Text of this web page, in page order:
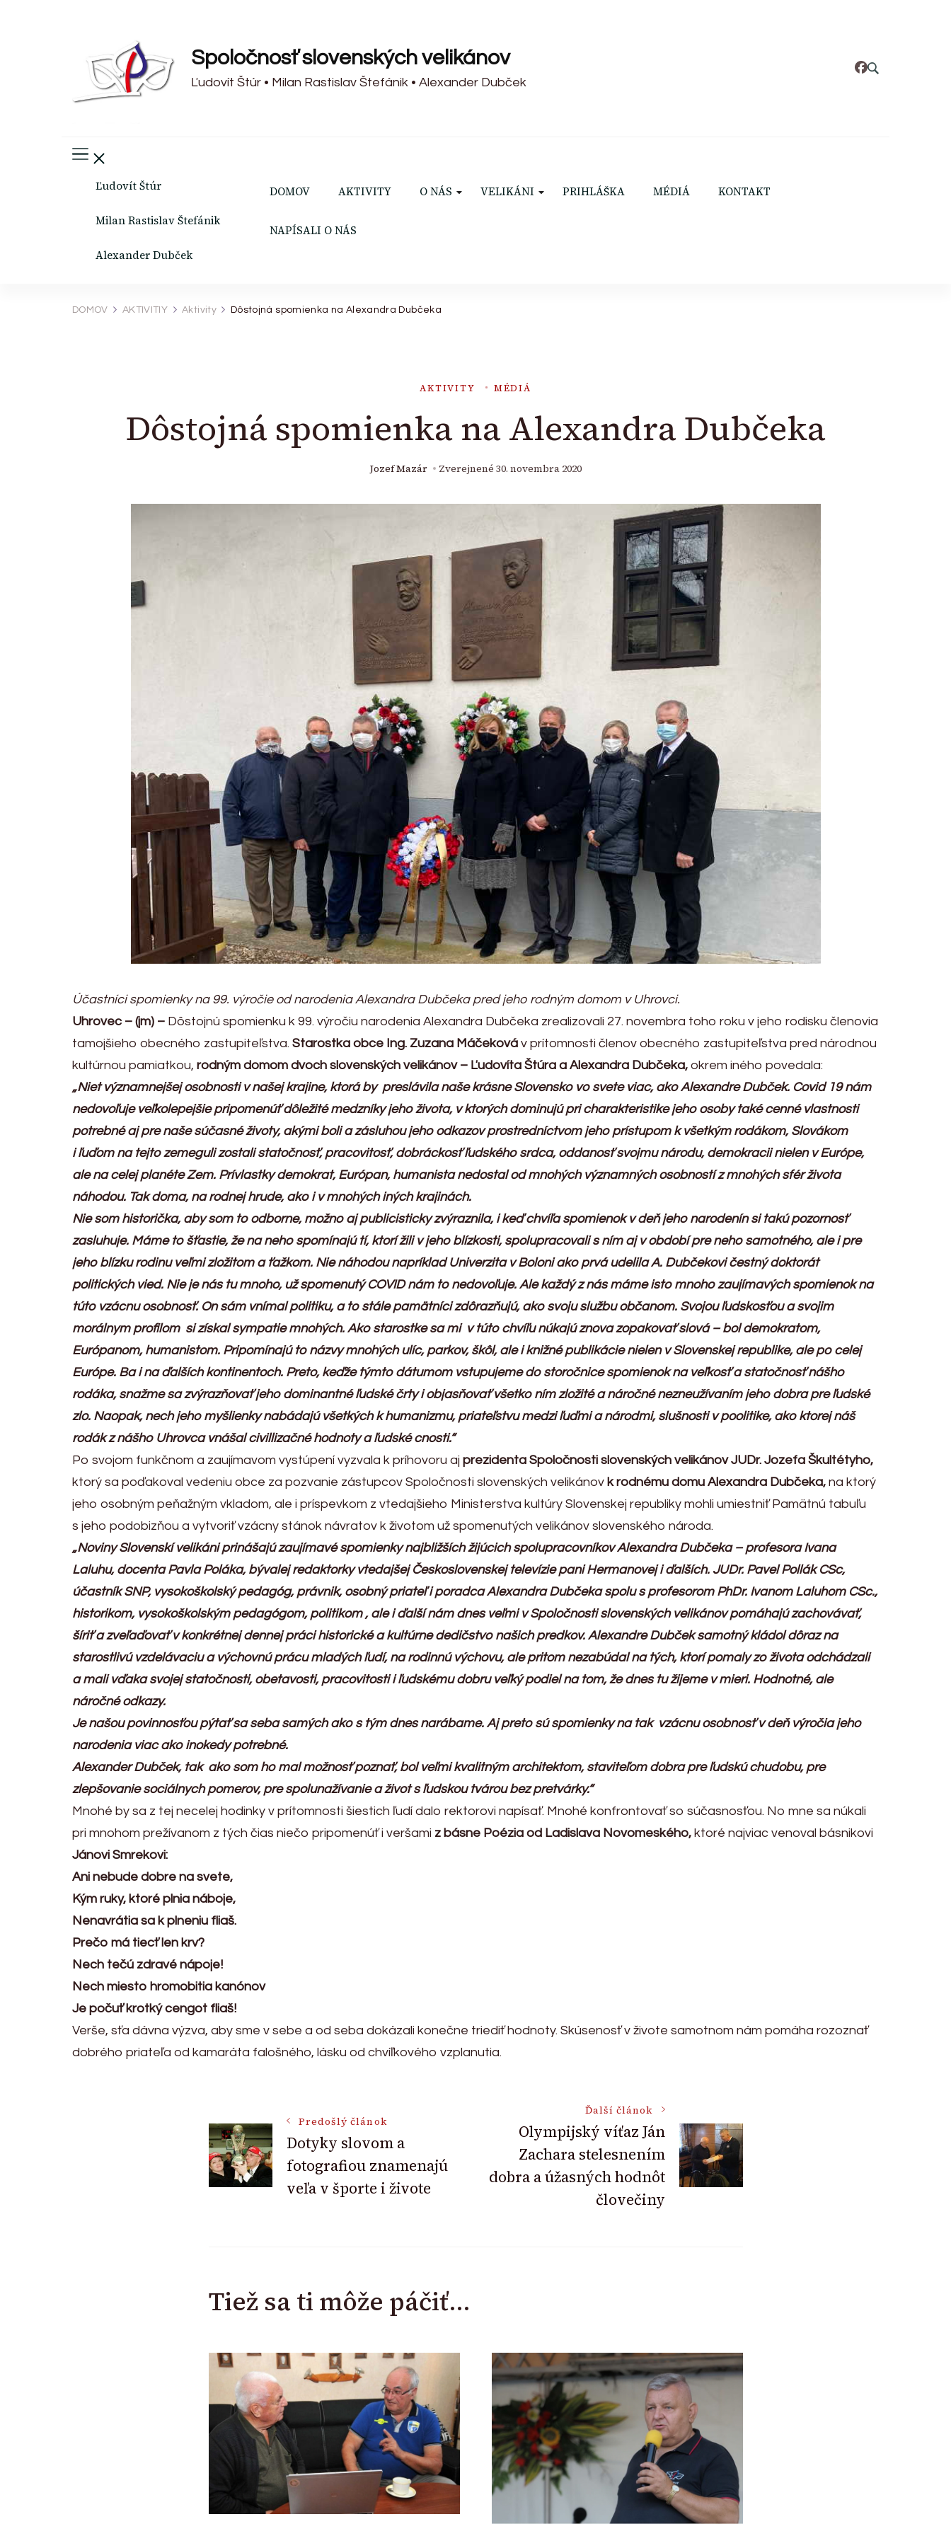
Spoločnosť slovenských velikánov
Ľudovít Štúr • Milan Rastislav Štefánik • Alexander Dubček
Ľudovít Štúr
Milan Rastislav Štefánik
Alexander Dubček
DOMOV AKTIVITY O NÁS VELIKÁNI PRIHLÁŠKA MÉDIÁ KONTAKT
NAPÍSALI O NÁS
DOMOV AKTIVITIY Aktivity Dôstojná spomienka na Alexandra Dubčeka
AKTIVITY MÉDIÁ
Dôstojná spomienka na Alexandra Dubčeka
Jozef Mazár Zverejnené 30. novembra 2020
Účastníci spomienky na 99. výročie od narodenia Alexandra Dubčeka pred jeho rodným domom v Uhrovci.
Uhrovec – (jm) – Dôstojnú spomienku k 99. výročiu narodenia Alexandra Dubčeka zrealizovali 27. novembra toho roku v jeho rodisku členovia
tamojšieho obecného zastupiteľstva. Starostka obce Ing. Zuzana Máčeková v prítomnosti členov obecného zastupiteľstva pred národnou
kultúrnou pamiatkou, rodným domom dvoch slovenských velikánov – Ľudovíta Štúra a Alexandra Dubčeka, okrem iného povedala:
„Niet významnejšej osobnosti v našej krajine, ktorá by preslávila naše krásne Slovensko vo svete viac, ako Alexandre Dubček. Covid 19 nám
nedovoľuje veľkolepejšie pripomenúť dôležité medzníky jeho života, v ktorých dominujú pri charakteristike jeho osoby také cenné vlastnosti
potrebné aj pre naše súčasné životy, akými boli a zásluhou jeho odkazov prostredníctvom jeho prístupom k všetkým rodákom, Slovákom
i ľuďom na tejto zemeguli zostali statočnosť, pracovitosť, dobráckosť ľudského srdca, oddanosť svojmu národu, demokracii nielen v Európe,
ale na celej planéte Zem. Prívlastky demokrat, Európan, humanista nedostal od mnohých významných osobností z mnohých sfér života
náhodou. Tak doma, na rodnej hrude, ako i v mnohých iných krajinách.
Nie som historička, aby som to odborne, možno aj publicisticky zvýraznila, i keď chvíľa spomienok v deň jeho narodenín si takú pozornosť
zasluhuje. Máme to šťastie, že na neho spomínajú tí, ktorí žili v jeho blízkosti, spolupracovali s ním aj v období pre neho samotného, ale i pre
jeho blízku rodinu veľmi zložitom a ťažkom. Nie náhodou napríklad Univerzita v Boloni ako prvá udelila A. Dubčekovi čestný doktorát
politických vied. Nie je nás tu mnoho, už spomenutý COVID nám to nedovoľuje. Ale každý z nás máme isto mnoho zaujímavých spomienok na
túto vzácnu osobnosť. On sám vnímal politiku, a to stále pamätníci zdôrazňujú, ako svoju službu občanom. Svojou ľudskosťou a svojim
morálnym profilom si získal sympatie mnohých. Ako starostke sa mi v túto chvíľu núkajú znova zopakovať slová – bol demokratom,
Európanom, humanistom. Pripomínajú to názvy mnohých ulíc, parkov, škôl, ale i knižné publikácie nielen v Slovenskej republike, ale po celej
Európe. Ba i na ďalších kontinentoch. Preto, keďže týmto dátumom vstupujeme do storočnice spomienok na veľkosť a statočnosť nášho
rodáka, snažme sa zvýrazňovať jeho dominantné ľudské črty i objasňovať všetko ním zložité a náročné nezneužívaním jeho dobra pre ľudské
zlo. Naopak, nech jeho myšlienky nabádajú všetkých k humanizmu, priateľstvu medzi ľuďmi a národmi, slušnosti v poolitike, ako ktorej náš
rodák z nášho Uhrovca vnášal civillizačné hodnoty a ľudské cnosti.“
Po svojom funkčnom a zaujímavom vystúpení vyzvala k príhovoru aj prezidenta Spoločnosti slovenských velikánov JUDr. Jozefa Škultétyho,
ktorý sa poďakoval vedeniu obce za pozvanie zástupcov Spoločnosti slovenských velikánov k rodnému domu Alexandra Dubčeka, na ktorý
jeho osobným peňažným vkladom, ale i príspevkom z vtedajšieho Ministerstva kultúry Slovenskej republiky mohli umiestniť Pamätnú tabuľu
s jeho podobizňou a vytvoriť vzácny stánok návratov k životom už spomenutých velikánov slovenského národa.
„Noviny Slovenskí velikáni prinášajú zaujímavé spomienky najbližších žijúcich spolupracovníkov Alexandra Dubčeka – profesora Ivana
Laluhu, docenta Pavla Poláka, bývalej redaktorky vtedajšej Československej televízie pani Hermanovej i ďalších. JUDr. Pavel Pollák CSc,
účastník SNP, vysokoškolský pedagóg, právnik, osobný priateľ i poradca Alexandra Dubčeka spolu s profesorom PhDr. Ivanom Laluhom CSc.,
historikom, vysokoškolským pedagógom, politikom , ale i ďalší nám dnes veľmi v Spoločnosti slovenských velikánov pomáhajú zachovávať,
šíriť a zveľaďovať v konkrétnej dennej práci historické a kultúrne dedičstvo našich predkov. Alexandre Dubček samotný kládol dôraz na
starostlivú vzdelávaciu a výchovnú prácu mladých ľudí, na rodinnú výchovu, ale pritom nezabúdal na tých, ktorí pomaly zo života odchádzali
a mali vďaka svojej statočnosti, obetavosti, pracovitosti i ľudskému dobru veľký podiel na tom, že dnes tu žijeme v mieri. Hodnotné, ale
náročné odkazy.
Je našou povinnosťou pýtať sa seba samých ako s tým dnes narábame. Aj preto sú spomienky na tak vzácnu osobnosť v deň výročia jeho
narodenia viac ako inokedypotrebné.
Alexander Dubček, tak ako som ho mal možnosť poznať, bol veľmi kvalitným architektom, staviteľom dobra pre ľudskú chudobu, pre
zlepšovanie sociálnych pomerov, pre spolunažívanie a život s ľudskou tvárou bez pretvárky.“
Mnohé by sa z tej necelej hodinky v prítomnosti šiestich ľudí dalo rektorovi napísať. Mnohé konfrontovať so súčasnosťou. No mne sa núkali
pri mnohom prežívanom z tých čias niečo pripomenúť i veršami z básne Poézia od Ladislava Novomeského, ktoré najviac venoval básnikovi
Jánovi Smrekovi:
Ani nebude dobre na svete,
Kým ruky, ktoré plnia náboje,
Nenavrátia sa k plneniu fliaš.
Prečo má tiecť len krv?
Nech tečú zdravé nápoje!
Nech miesto hromobitia kanónov
Je počuť krotký cengot fliaš!
Verše, sťa dávna výzva, aby sme v sebe a od seba dokázali konečne triediť hodnoty. Skúsenosť v živote samotnom nám pomáha rozoznať
dobrého priateľa od kamaráta falošného, lásku od chvíľkového vzplanutia.
Post
Navigation
Predošlý článok
Dotyky slovom a
fotografiou znamenajú
veľa v športe i živote
Ďalší článok
Olympijský víťaz Ján
Zachara stelesnením
dobra a úžasných hodnôt
človečiny
Tiež sa ti môže páčiť...